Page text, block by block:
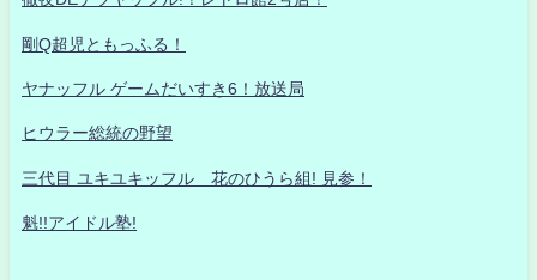
剛Q超児ともっふる！
ヤナッフル ゲームだいすき6！放送局
ヒウラー総統の野望
三代目 ユキユキッフル 花のひうら組! 見参！
魁!!アイドル塾!